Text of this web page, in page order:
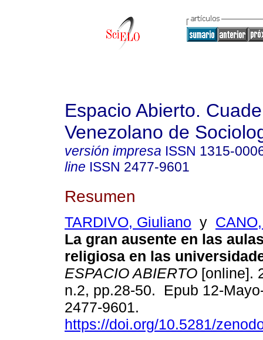
Espacio Abierto.
Venezolano de
versión impresa ISSN 1315-
line ISSN 2477-9601
Resumen
TARDIVO, Giuliano y
La gran ausente en las
religiosa en las
ESPACIO ABIERTO [online].
n.2, pp.28-50. Epub 12-
2477-9601.
https://doi.org/10.5281/